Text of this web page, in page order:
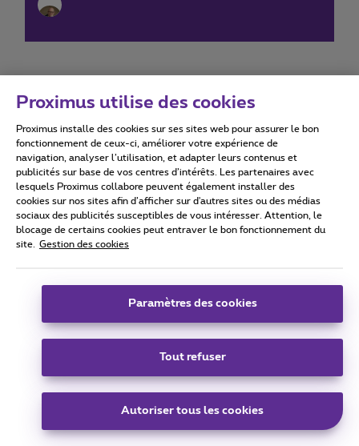
Conditions d'utilisation Accessibility statement
Tous droits réservés. © 2026 Proximus
Conditions générales, info consommateur
Coordonnées de l’entreprise
Boulevard du Roi Albert II 27 - B-1030 Bruxelles.
Carrier & Wholesale Solutions
|Telindus
|Sitemap
Proximus utilise des cookies
Proximus installe des cookies sur ses sites web pour assurer le bon
fonctionnement de ceux-ci, améliorer votre expérience de
navigation, analyser l’utilisation, et adapter leurs contenus et
publicités sur base de vos centres d’intérêts. Les partenaires avec
lesquels Proximus collabore peuvent également installer des
cookies sur nos sites afin d’afficher sur d'autres sites ou des médias
sociaux des publicités susceptibles de vous intéresser. Attention, le
blocage de certains cookies peut entraver le bon fonctionnement du
site.
Gestion des cookies
Paramètres des cookies
Tout refuser
Autoriser tous les cookies